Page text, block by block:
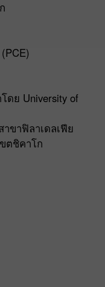
ดย University of
ขาฟิลาเดลเฟีย
ตชิคาโก